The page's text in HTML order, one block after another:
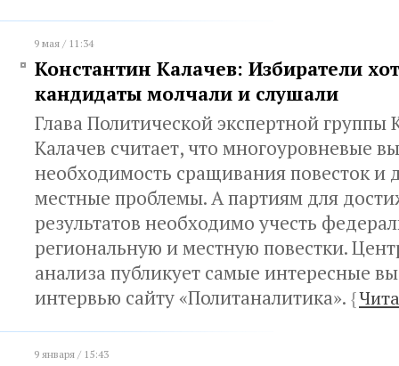
9 мая / 11:34
Константин Калачев: Избиратели
кандидаты молчали и слушали
Глава Политической экспертной группы
Калачев считает, что многоуровневые
необходимость сращивания повесток и
местные проблемы. А партиям для
результатов необходимо учесть
региональную и местную повестки.
анализа публикует самые интересные
интервью сайту «Политаналитика». {
9 января / 15:43